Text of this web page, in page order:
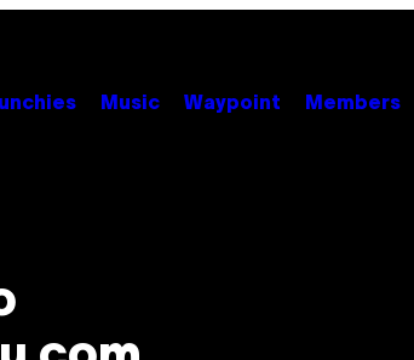
Music Waypoint Members